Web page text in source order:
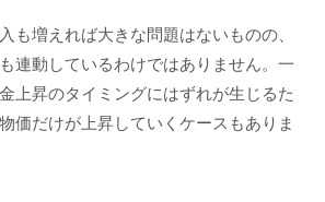
も増えれば大きな問題はないものの、
連動しているわけではありません。一
上昇のタイミングにはずれが生じるた
価だけが上昇していくケースもありま